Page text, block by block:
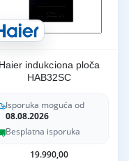
Haier indukciona ploča
HAB32SC
Isporuka moguća od
08.08.2026
Besplatna isporuka
19.990,00